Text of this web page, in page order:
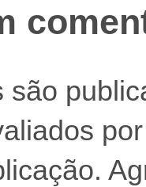
são